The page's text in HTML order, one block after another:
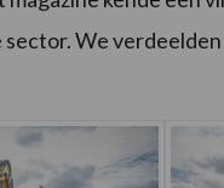
We